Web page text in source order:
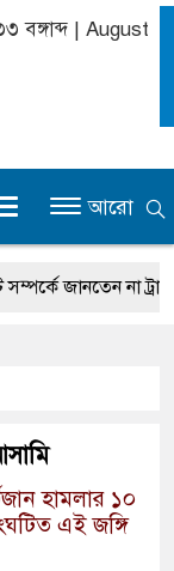
| August 7,
আরো
জানতেন না ট্রাম্প,
হামলার ১০
এই জঙ্গি